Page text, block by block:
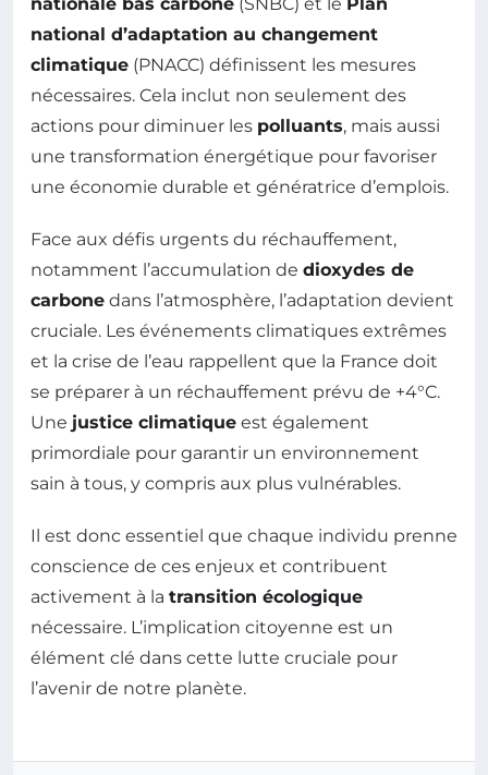
nationale bas carbone (SNBC) et le Plan
national d’adaptation au changement
climatique (PNACC) définissent les mesures
nécessaires. Cela inclut non seulement des
actions pour diminuer les polluants, mais aussi
une transformation énergétique pour favoriser
une économie durable et génératrice d’emplois.
Face aux défis urgents du réchauffement,
notamment l’accumulation de dioxydes de
carbone dans l’atmosphère, l’adaptation devient
cruciale. Les événements climatiques extrêmes
et la crise de l’eau rappellent que la France doit
se préparer à un réchauffement prévu de +4°C.
Une justice climatique est également
primordiale pour garantir un environnement
sain à tous, y compris aux plus vulnérables.
Il est donc essentiel que chaque individu prenne
conscience de ces enjeux et contribuent
activement à la transition écologique
nécessaire. L’implication citoyenne est un
élément clé dans cette lutte cruciale pour
l’avenir de notre planète.